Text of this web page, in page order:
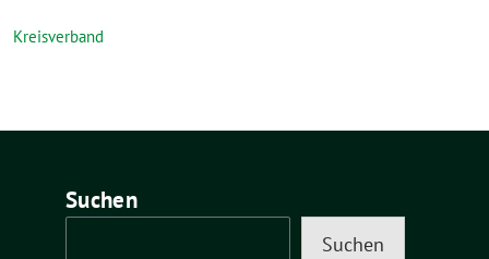
Kreisverband
Suchen
Suchen